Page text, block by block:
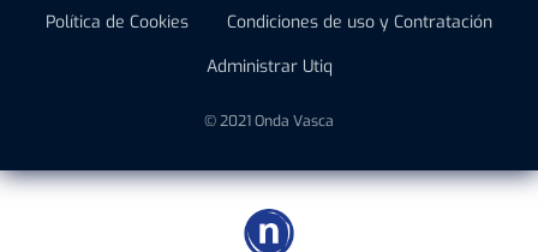
Política de Cookies
Condiciones de uso y Contratación
Administrar Utiq
© 2021 Onda Vasca